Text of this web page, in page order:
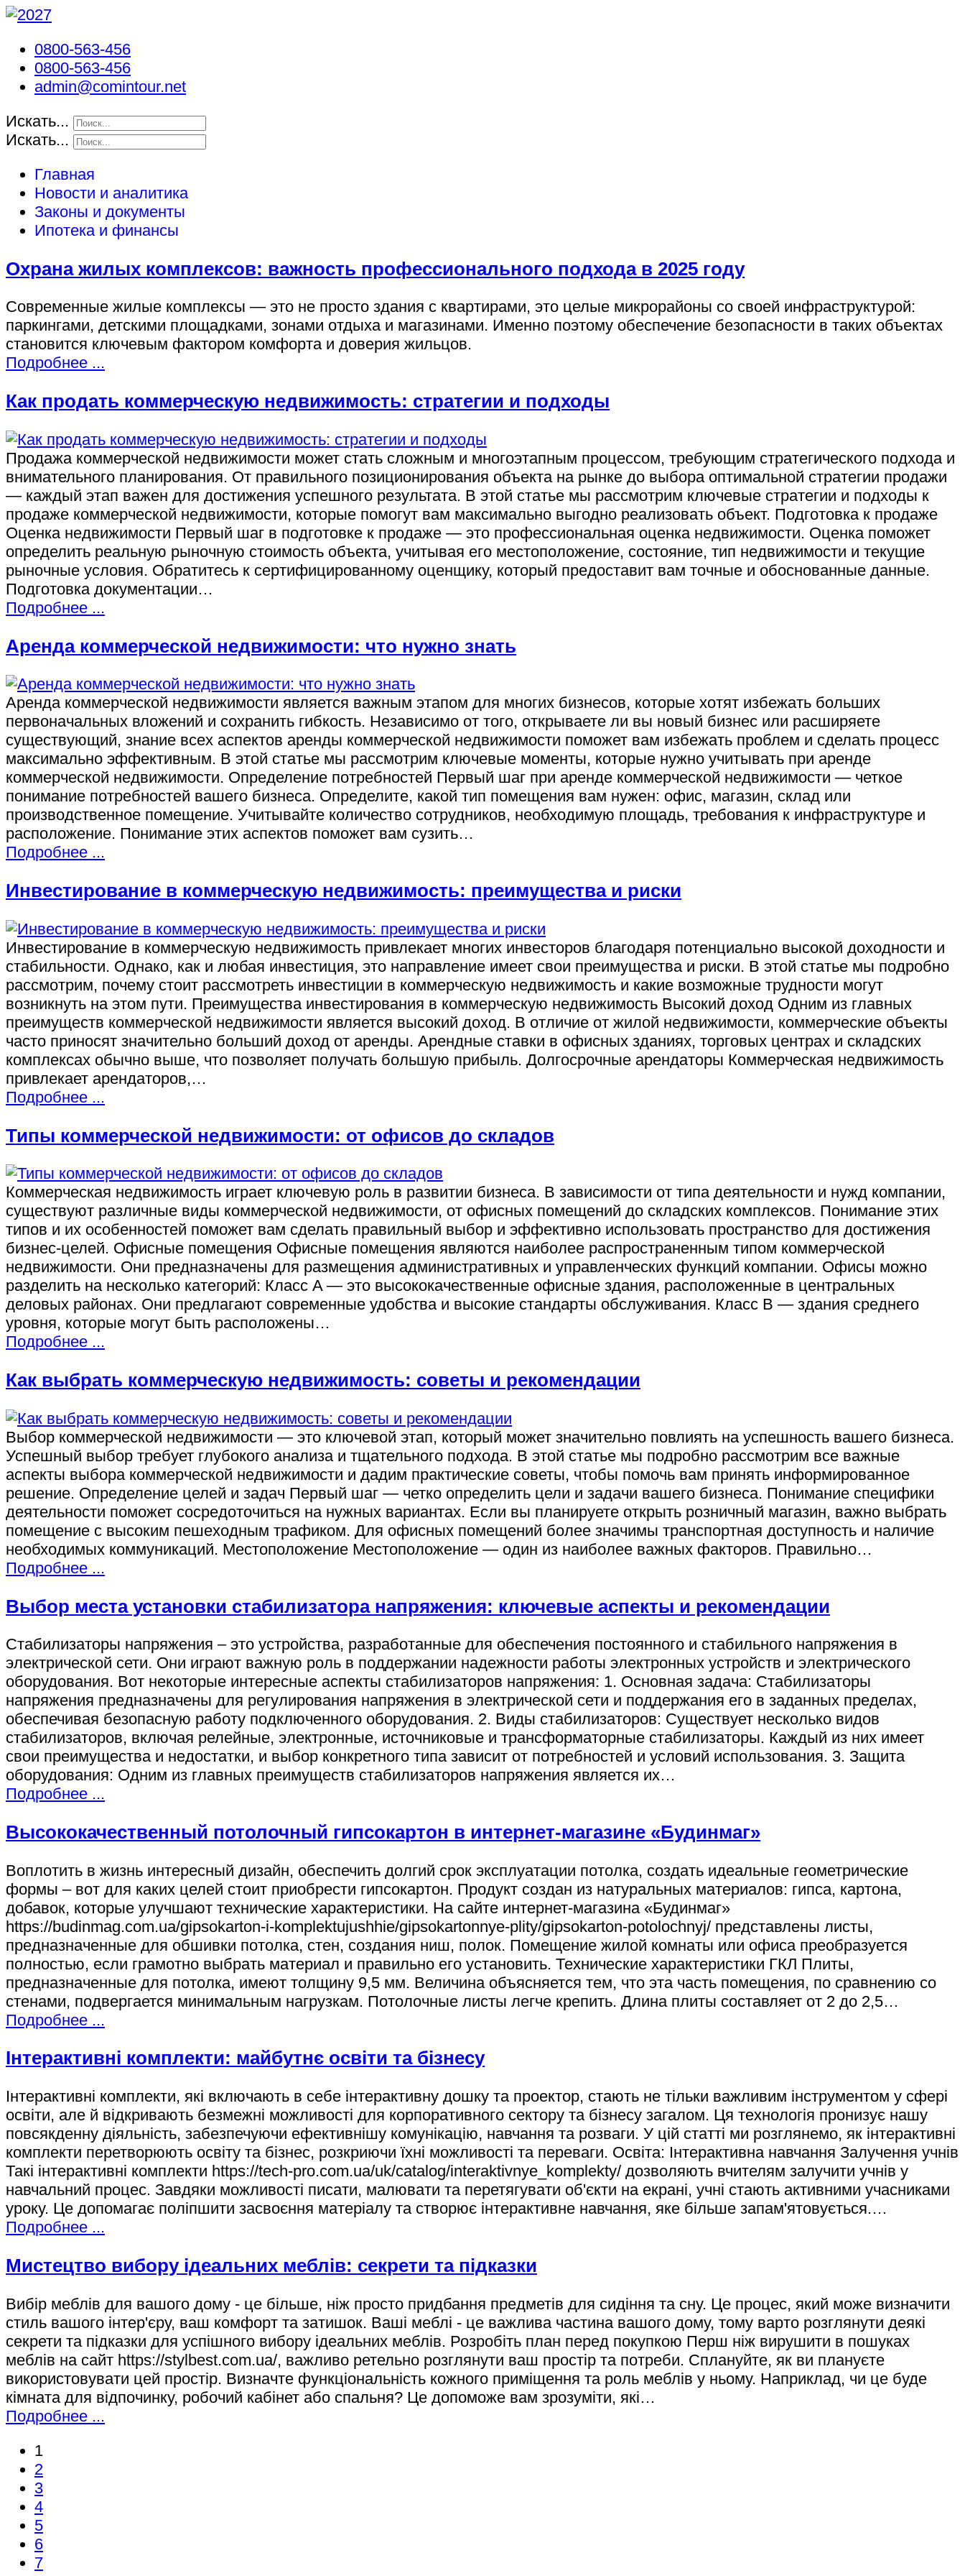
0800-563-456
0800-563-456
admin@comintour.net
Искать...
Искать...
Главная
Новости и аналитика
Законы и документы
Ипотека и финансы
Охрана жилых комплексов: важность профессионального подхода в 2025 году
Современные жилые комплексы — это не просто здания с квартирами, это целые микрорайоны со своей инфраструктурой:
паркингами, детскими площадками, зонами отдыха и магазинами. Именно поэтому обеспечение безопасности в таких объектах
становится ключевым фактором комфорта и доверия жильцов.
Подробнее ...
Как продать коммерческую недвижимость: стратегии и подходы
Продажа коммерческой недвижимости может стать сложным и многоэтапным процессом, требующим стратегического подхода и
внимательного планирования. От правильного позиционирования объекта на рынке до выбора оптимальной стратегии продажи
— каждый этап важен для достижения успешного результата. В этой статье мы рассмотрим ключевые стратегии и подходы к
продаже коммерческой недвижимости, которые помогут вам максимально выгодно реализовать объект. Подготовка к продаже
Оценка недвижимости Первый шаг в подготовке к продаже — это профессиональная оценка недвижимости. Оценка поможет
определить реальную рыночную стоимость объекта, учитывая его местоположение, состояние, тип недвижимости и текущие
рыночные условия. Обратитесь к сертифицированному оценщику, который предоставит вам точные и обоснованные данные.
Подготовка документации…
Подробнее ...
Аренда коммерческой недвижимости: что нужно знать
Аренда коммерческой недвижимости является важным этапом для многих бизнесов, которые хотят избежать больших
первоначальных вложений и сохранить гибкость. Независимо от того, открываете ли вы новый бизнес или расширяете
существующий, знание всех аспектов аренды коммерческой недвижимости поможет вам избежать проблем и сделать процесс
максимально эффективным. В этой статье мы рассмотрим ключевые моменты, которые нужно учитывать при аренде
коммерческой недвижимости. Определение потребностей Первый шаг при аренде коммерческой недвижимости — четкое
понимание потребностей вашего бизнеса. Определите, какой тип помещения вам нужен: офис, магазин, склад или
производственное помещение. Учитывайте количество сотрудников, необходимую площадь, требования к инфраструктуре и
расположение. Понимание этих аспектов поможет вам сузить…
Подробнее ...
Инвестирование в коммерческую недвижимость: преимущества и риски
Инвестирование в коммерческую недвижимость привлекает многих инвесторов благодаря потенциально высокой доходности и
стабильности. Однако, как и любая инвестиция, это направление имеет свои преимущества и риски. В этой статье мы подробно
рассмотрим, почему стоит рассмотреть инвестиции в коммерческую недвижимость и какие возможные трудности могут
возникнуть на этом пути. Преимущества инвестирования в коммерческую недвижимость Высокий доход Одним из главных
преимуществ коммерческой недвижимости является высокий доход. В отличие от жилой недвижимости, коммерческие объекты
часто приносят значительно больший доход от аренды. Арендные ставки в офисных зданиях, торговых центрах и складских
комплексах обычно выше, что позволяет получать большую прибыль. Долгосрочные арендаторы Коммерческая недвижимость
привлекает арендаторов,…
Подробнее ...
Типы коммерческой недвижимости: от офисов до складов
Коммерческая недвижимость играет ключевую роль в развитии бизнеса. В зависимости от типа деятельности и нужд компании,
существуют различные виды коммерческой недвижимости, от офисных помещений до складских комплексов. Понимание этих
типов и их особенностей поможет вам сделать правильный выбор и эффективно использовать пространство для достижения
бизнес-целей. Офисные помещения Офисные помещения являются наиболее распространенным типом коммерческой
недвижимости. Они предназначены для размещения административных и управленческих функций компании. Офисы можно
разделить на несколько категорий: Класс A — это высококачественные офисные здания, расположенные в центральных
деловых районах. Они предлагают современные удобства и высокие стандарты обслуживания. Класс B — здания среднего
уровня, которые могут быть расположены…
Подробнее ...
Как выбрать коммерческую недвижимость: советы и рекомендации
Выбор коммерческой недвижимости — это ключевой этап, который может значительно повлиять на успешность вашего бизнеса.
Успешный выбор требует глубокого анализа и тщательного подхода. В этой статье мы подробно рассмотрим все важные
аспекты выбора коммерческой недвижимости и дадим практические советы, чтобы помочь вам принять информированное
решение. Определение целей и задач Первый шаг — четко определить цели и задачи вашего бизнеса. Понимание специфики
деятельности поможет сосредоточиться на нужных вариантах. Если вы планируете открыть розничный магазин, важно выбрать
помещение с высоким пешеходным трафиком. Для офисных помещений более значимы транспортная доступность и наличие
необходимых коммуникаций. Местоположение Местоположение — один из наиболее важных факторов. Правильно…
Подробнее ...
Выбор места установки стабилизатора напряжения: ключевые аспекты и рекомендации
Стабилизаторы напряжения – это устройства, разработанные для обеспечения постоянного и стабильного напряжения в
электрической сети. Они играют важную роль в поддержании надежности работы электронных устройств и электрического
оборудования. Вот некоторые интересные аспекты стабилизаторов напряжения: 1. Основная задача: Стабилизаторы
напряжения предназначены для регулирования напряжения в электрической сети и поддержания его в заданных пределах,
обеспечивая безопасную работу подключенного оборудования. 2. Виды стабилизаторов: Существует несколько видов
стабилизаторов, включая релейные, электронные, источниковые и трансформаторные стабилизаторы. Каждый из них имеет
свои преимущества и недостатки, и выбор конкретного типа зависит от потребностей и условий использования. 3. Защита
оборудования: Одним из главных преимуществ стабилизаторов напряжения является их…
Подробнее ...
Высококачественный потолочный гипсокартон в интернет-магазине «Будинмаг»
Воплотить в жизнь интересный дизайн, обеспечить долгий срок эксплуатации потолка, создать идеальные геометрические
формы – вот для каких целей стоит приобрести гипсокартон. Продукт создан из натуральных материалов: гипса, картона,
добавок, которые улучшают технические характеристики. На сайте интернет-магазина «Будинмаг»
https://budinmag.com.ua/gipsokarton-i-komplektujushhie/gipsokartonnye-plity/gipsokarton-potolochnyj/ представлены листы,
предназначенные для обшивки потолка, стен, создания ниш, полок. Помещение жилой комнаты или офиса преобразуется
полностью, если грамотно выбрать материал и правильно его установить. Технические характеристики ГКЛ Плиты,
предназначенные для потолка, имеют толщину 9,5 мм. Величина объясняется тем, что эта часть помещения, по сравнению со
стенами, подвергается минимальным нагрузкам. Потолочные листы легче крепить. Длина плиты составляет от 2 до 2,5…
Подробнее ...
Інтерактивні комплекти: майбутнє освіти та бізнесу
Інтерактивні комплекти, які включають в себе інтерактивну дошку та проектор, стають не тільки важливим інструментом у сфері
освіти, але й відкривають безмежні можливості для корпоративного сектору та бізнесу загалом. Ця технологія пронизує нашу
повсякденну діяльність, забезпечуючи ефективнішу комунікацію, навчання та розваги. У цій статті ми розглянемо, як інтерактивні
комплекти перетворюють освіту та бізнес, розкриючи їхні можливості та переваги. Освіта: Інтерактивна навчання Залучення учнів
Такі інтерактивні комплекти https://tech-pro.com.ua/uk/catalog/interaktivnye_komplekty/ дозволяють вчителям залучити учнів у
навчальний процес. Завдяки можливості писати, малювати та перетягувати об'єкти на екрані, учні стають активними учасниками
уроку. Це допомагає поліпшити засвоєння матеріалу та створює інтерактивне навчання, яке більше запам'ятовується.…
Подробнее ...
Мистецтво вибору ідеальних меблів: секрети та підказки
Вибір меблів для вашого дому - це більше, ніж просто придбання предметів для сидіння та сну. Це процес, який може визначити
стиль вашого інтер'єру, ваш комфорт та затишок. Ваші меблі - це важлива частина вашого дому, тому варто розглянути деякі
секрети та підказки для успішного вибору ідеальних меблів. Розробіть план перед покупкою Перш ніж вирушити в пошуках
меблів на сайт https://stylbest.com.ua/, важливо ретельно розглянути ваш простір та потреби. Сплануйте, як ви плануєте
використовувати цей простір. Визначте функціональність кожного приміщення та роль меблів у ньому. Наприклад, чи це буде
кімната для відпочинку, робочий кабінет або спальня? Це допоможе вам зрозуміти, які…
Подробнее ...
1
2
3
4
5
6
7